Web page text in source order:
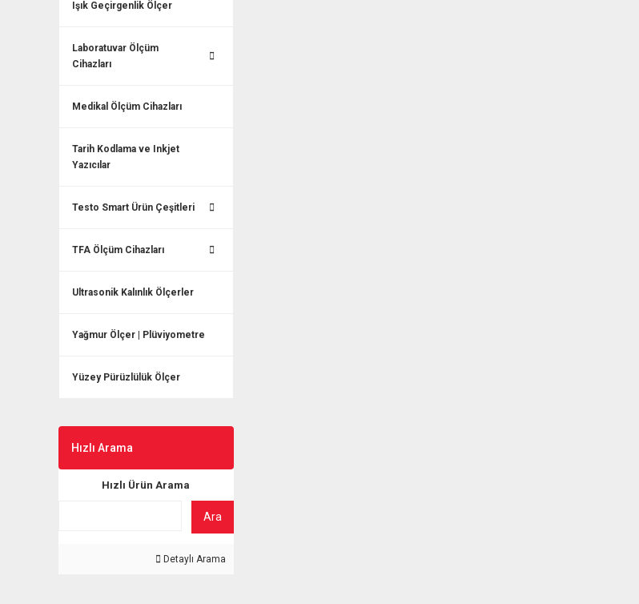
Işık Geçirgenlik Ölçer
Laboratuvar Ölçüm
Cihazları
Medikal Ölçüm Cihazları
Tarih Kodlama ve Inkjet
Yazıcılar
Testo Smart Ürün Çeşitleri
TFA Ölçüm Cihazları
Ultrasonik Kalınlık Ölçerler
Yağmur Ölçer | Plüviyometre
Yüzey Pürüzlülük Ölçer
Hızlı Arama
Hızlı Ürün Arama
Ara
Detaylı Arama